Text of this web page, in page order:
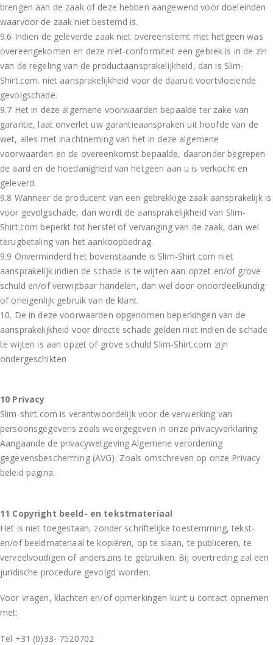
brengen aan de zaak of deze hebben aangewend voor doeleinden
waarvoor de zaak niet bestemd is.
9.6 Indien de geleverde zaak niet overeenstemt met hetgeen was
overeengekomen en deze niet-conformiteit een gebrek is in de zin
van de regeling van de productaansprakelijkheid, dan is Slim-
Shirt.com. niet aansprakelijkheid voor de daaruit voortvloeiende
gevolgschade.
9.7 Het in deze algemene voorwaarden bepaalde ter zake van
garantie, laat onverlet uw garantieaanspraken uit hoofde van de
wet, alles met inachtneming van het in deze algemene
voorwaarden en de overeenkomst bepaalde, daaronder begrepen
de aard en de hoedanigheid van hetgeen aan u is verkocht en
geleverd.
9.8 Wanneer de producent van een gebrekkige zaak aansprakelijk is
voor gevolgschade, dan wordt de aansprakelijkheid van Slim-
Shirt.com beperkt tot herstel of vervanging van de zaak, dan wel
terugbetaling van het aankoopbedrag.
9.9 Onverminderd het bovenstaande is Slim-Shirt.com niet
aansprakelijk indien de schade is te wijten aan opzet en/of grove
schuld en/of verwijtbaar handelen, dan wel door onoordeelkundig
of oneigenlijk gebruik van de klant.
10. De in deze voorwaarden opgenomen beperkingen van de
aansprakelijkheid voor directe schade gelden niet indien de schade
te wijten is aan opzet of grove schuld Slim-Shirt.com zijn
ondergeschikten
10 Privacy
Slim-shirt.com is verantwoordelijk voor de verwerking van
persoonsgegevens zoals weergegeven in onze privacyverklaring.
Aangaande de privacywetgeving Algemene verordening
gegevensbescherming (AVG). Zoals omschreven op onze Privacy
beleid pagina.
11 Copyright beeld- en tekstmateriaal
Het is niet toegestaan, zonder schriftelijke toestemming, tekst-
en/of beeldmateriaal te kopiëren, op te slaan, te publiceren, te
verveelvoudigen of anderszins te gebruiken. Bij overtreding zal een
juridische procedure gevolgd worden.
Voor vragen, klachten en/of opmerkingen kunt u contact opnemen
met:
Tel +31 (0)33- 7520702